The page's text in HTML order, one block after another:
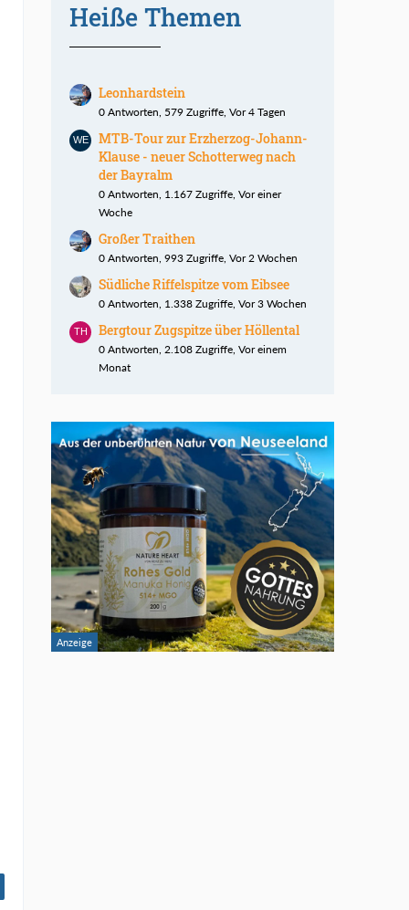
Heiße Themen
Leonhardstein
0 Antworten, 579 Zugriffe, Vor 4 Tagen
MTB-Tour zur Erzherzog-Johann-
Klause - neuer Schotterweg nach
der Bayralm
0 Antworten, 1.167 Zugriffe, Vor einer
Woche
Großer Traithen
0 Antworten, 993 Zugriffe, Vor 2 Wochen
Südliche Riffelspitze vom Eibsee
0 Antworten, 1.338 Zugriffe, Vor 3 Wochen
Bergtour Zugspitze über Höllental
0 Antworten, 2.108 Zugriffe, Vor einem
Monat